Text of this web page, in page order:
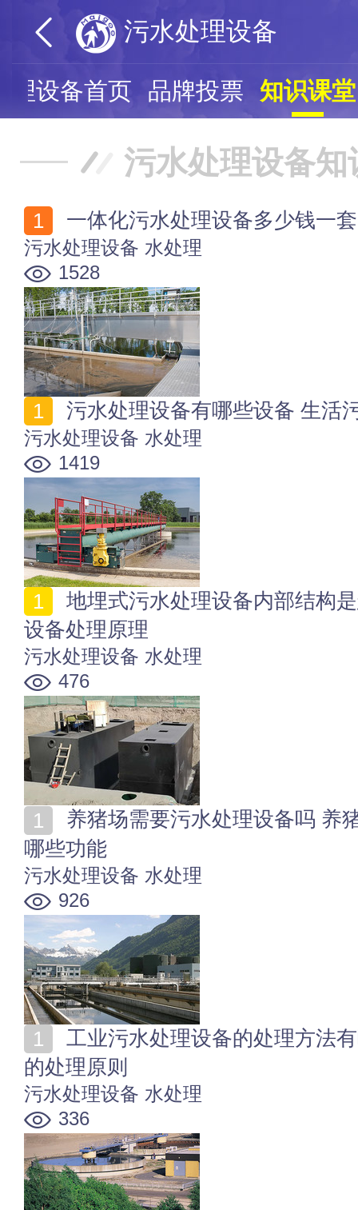
污水处理设备
理设备首页 品牌投票 知识课堂
污水处理设备知
一体化污水处理设备多少钱一
污水处理设备 水处理
1528
污水处理设备有哪些设备 生活
污水处理设备 水处理
1419
设备处理原理
污水处理设备 水处理
476
哪些功能
污水处理设备 水处理
926
的处理原则
污水处理设备 水处理
336